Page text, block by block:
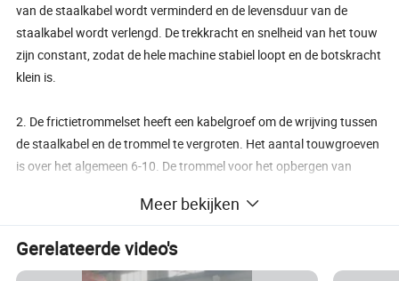
van de staalkabel wordt verminderd en de levensduur van de
staalkabel wordt verlengd. De trekkracht en snelheid van het touw
zijn constant, zodat de hele machine stabiel loopt en de botskracht
klein is.
2. De frictietrommelset heeft een kabelgroef om de wrijving tussen
de staalkabel en de trommel te vergroten. Het aantal touwgroeven
is over het algemeen 6-10. De trommel voor het opbergen van
geen trekkracht. Deze trommel wordt geregeld door het
gesynchroniseerd kan blijven met de frictietrommel.
Meer bekijken
Gerelateerde video's